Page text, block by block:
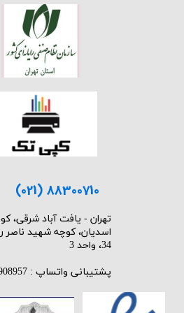
(021) 88300710
​تهران - یافت آباد شرقی،
اسدیان، کوچه شهید ناصر
34، واحد 3
پشتیبانی واتساپ : 09211908957